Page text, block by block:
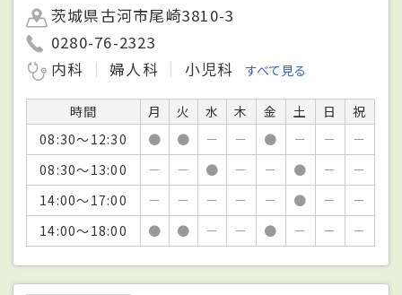
茨城県古河市尾崎3810-3
0280-76-2323
内科
婦人科 小児科 すべて見る
時間 月 火 水 木 金 土 日
祝
08:30～12:30
● ● － － ● － －
－
08:30～13:00
－ － ● － － ● －
－
14:00～17:00
－ － － － － ● －
－
14:00～18:00
● ● － － ● － － －